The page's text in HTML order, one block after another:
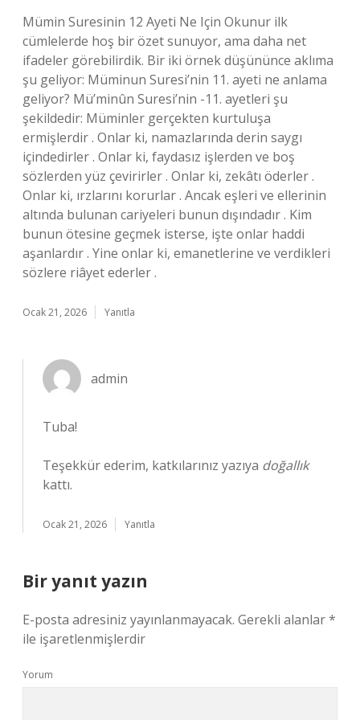
Mümin Suresinin 12 Ayeti Ne Için Okunur ilk
cümlelerde hoş bir özet sunuyor, ama daha net
ifadeler görebilirdik. Bir iki örnek düşününce aklıma
şu geliyor: Müminun Suresi’nin 11. ayeti ne anlama
geliyor? Mü’minûn Suresi’nin -11. ayetleri şu
şekildedir: Müminler gerçekten kurtuluşa
ermişlerdir . Onlar ki, namazlarında derin saygı
içindedirler . Onlar ki, faydasız işlerden ve boş
sözlerden yüz çevirirler . Onlar ki, zekâtı öderler .
Onlar ki, ırzlarını korurlar . Ancak eşleri ve ellerinin
altında bulunan cariyeleri bunun dışındadır . Kim
bunun ötesine geçmek isterse, işte onlar haddi
aşanlardır . Yine onlar ki, emanetlerine ve verdikleri
sözlere riâyet ederler .
Ocak 21, 2026 Yanıtla
admin
Tuba!
Teşekkür ederim, katkılarınız yazıya doğallık
kattı.
Ocak 21, 2026 Yanıtla
Bir yanıt yazın
E-posta adresiniz yayınlanmayacak. Gerekli alanlar*
ile işaretlenmişlerdir
Yorum